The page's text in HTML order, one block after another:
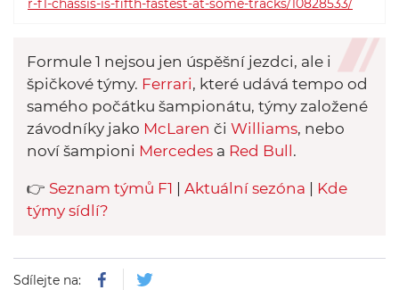
r-f1-chassis-is-fifth-fastest-at-some-tracks/10828533/
Formule 1 nejsou jen úspěšní jezdci, ale i
špičkové týmy. Ferrari, které udává tempo od
samého počátku šampionátu, týmy založené
závodníky jako McLaren či Williams, nebo
noví šampioni Mercedes a Red Bull .
👉 Seznam týmů F1 Aktuální sezóna
Kde
týmy sídlí?
Sdílejte na: